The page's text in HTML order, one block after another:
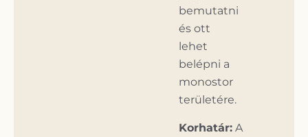
bemutatni
és ott
lehet
belépni a
monostor
területére.
Korhatár:A